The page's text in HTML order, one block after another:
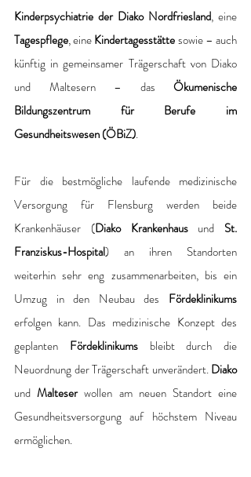
Kinderpsychiatrie der Diako Nordfriesland
Tagespflege, eine Kindertagesstätte sowie – auch
künftig in gemeinsamer Trägerschaft von Diako
und Maltesern – das Ökumenische
Bildungszentrum für Berufe im
Gesundheitswesen (ÖBiZ).
Für die bestmögliche laufende medizinische
Versorgung für Flensburg werden beide
Krankenhäuser (Diako Krankenhaus und St.
Franziskus-Hospital) an ihren Standorten
weiterhin sehr eng zusammenarbeiten, bis ein
Umzug in den Neubau des Fördeklinikums
erfolgen kann. Das medizinische Konzept des
geplanten Fördeklinikums bleibt durch die
Neuordnung der Trägerschaft unverändert.
Diako
und Malteser wollen am neuen Standort eine
Gesundheitsversorgung auf höchstem Niveau
ermöglichen.